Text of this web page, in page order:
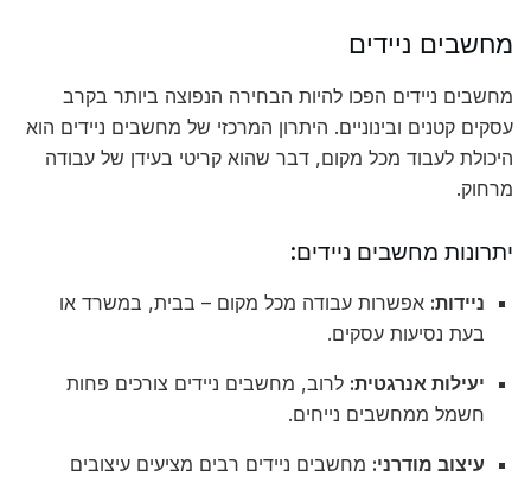
מחשבים ניידים
מחשבים ניידים הפכו להיות הבחירה הנפוצה ביותר בקרב
עסקים קטנים ובינוניים. היתרון המרכזי של מחשבים ניידים הוא
היכולת לעבוד מכל מקום, דבר שהוא קריטי בעידן של עבודה
מרחוק.
יתרונות מחשבים ניידים:
ניידות: אפשרות עבודה מכל מקום – בבית, במשרד או
בעת נסיעות עסקים.
יעילות אנרגטית: לרוב, מחשבים ניידים צורכים פחות
חשמל ממחשבים נייחים.
עיצוב מודרני: מחשבים ניידים רבים מציעים עיצובים